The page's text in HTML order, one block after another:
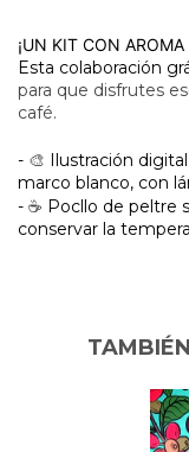
¡UN KIT CON AROMA
Esta colaboración
para que disfrutes
café.
- 🎨 Ilustración
marco blanco, con
- ☕ Pocllo de peltre
conservar la